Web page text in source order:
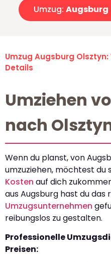
Umzug: Augsburg
Umzug Augsburg
Details
Umziehen
nach
Wenn du planst, von
umzuziehen, möchtest du
Kosten auf dich
aus Augsburg hast du das
Umzugsunternehmen
reibungslos zu gestalten.
Professionelle
Preisen: